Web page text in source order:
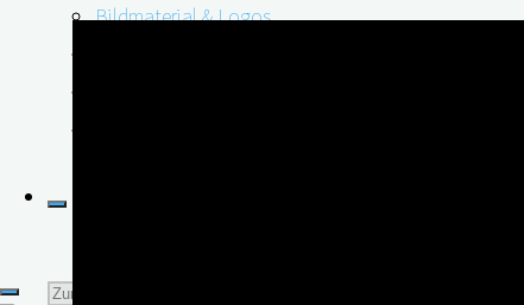
Bildmaterial & Logos
Suchen